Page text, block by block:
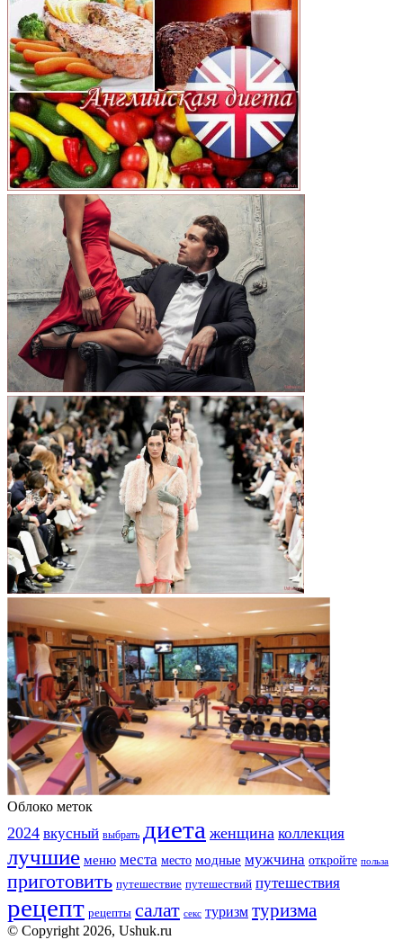
Облоко меток
2024 вкусный выбрать диета женщина коллекция
лучшие меню места место модные мужчина откройте польза
приготовить путешествие путешествий путешествия
рецепт рецепты салат секс туризм туризма
© Copyright 2026, Ushuk.ru